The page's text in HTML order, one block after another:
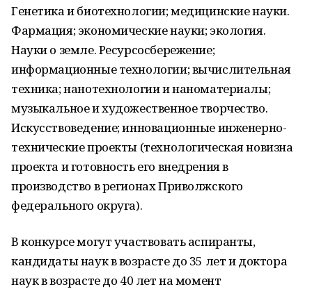
Генетика и биотехнологии; медицинские науки.
Фармация; экономические науки; экология.
Науки о земле. Ресурсосбережение;
информационные технологии; вычислительная
техника; нанотехнологии и наноматериалы;
музыкальное и художественное творчество.
Искусствоведение; инновационные инженерно-
технические проекты (технологическая новизна
проекта и готовность его внедрения в
производство в регионах Приволжского
федерального округа).
В конкурсе могут участвовать аспиранты,
кандидаты наук в возрасте до 35 лет и доктора
наук в возрасте до 40 лет на момент